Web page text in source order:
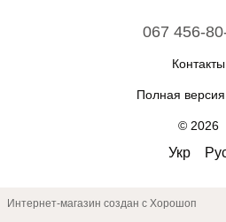
067 456-
Контакты
Полная версия
© 2026
Укр
Интернет-магазин создан с Хорошоп